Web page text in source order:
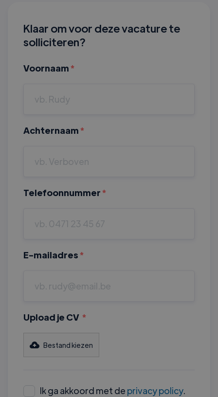
Klaar om voor deze vacature te
solliciteren?
Voornaam *
Achternaam *
Telefoonnummer *
E-mailadres *
Upload je CV *
Bestand kiezen
Ik ga akkoord met de privacy policy.